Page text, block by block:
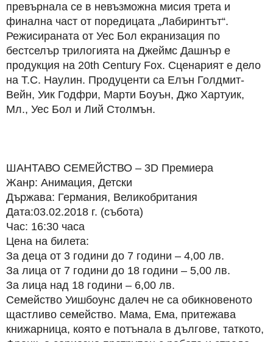
превърнала се в невъзможна мисия трета и
финална част от поредицата „Лабиринтът“.
Режисираната от Уес Бол екранизация по
бестселър трилогията на Джеймс Дашнър е
продукция на 20th Century Fox. Сценарият е дело
на Т.С. Наулин. Продуценти са Елън Голдмит-
Вейн, Уик Годфри, Марти Боуън, Джо Хартуик,
Мл., Уес Бол и Лий Столмън.
ШАНТАВО СЕМЕЙСТВО – 3D Премиера
Жанр: Анимация, Детски
Държава: Германия, Великобритания
Дата:03.02.2018 г. (събота)
Час: 16:30 часа
Цена на билета:
За деца от 3 години до 7 години – 4,00 лв.
За лица от 7 години до 18 години – 5,00 лв.
За лица над 18 години – 6,00 лв.
Семейство Уишбоунс далеч не са обикновеното
щастливо семейство. Мама, Ема, притежава
книжарница, която е потънала в дългове, таткото,